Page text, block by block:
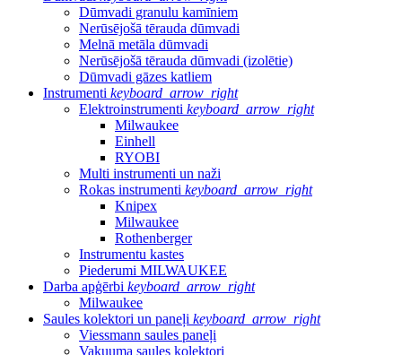
Dūmvadi granulu kamīniem
Nerūsējošā tērauda dūmvadi
Melnā metāla dūmvadi
Nerūsējošā tērauda dūmvadi (izolētie)
Dūmvadi gāzes katliem
Instrumenti keyboard_arrow_right
Elektroinstrumenti keyboard_arrow_right
Milwaukee
Einhell
RYOBI
Multi instrumenti un naži
Rokas instrumenti keyboard_arrow_right
Knipex
Milwaukee
Rothenberger
Instrumentu kastes
Piederumi MILWAUKEE
Darba apģērbi keyboard_arrow_right
Milwaukee
Saules kolektori un paneļi keyboard_arrow_right
Viessmann saules paneļi
Vakuuma saules kolektori